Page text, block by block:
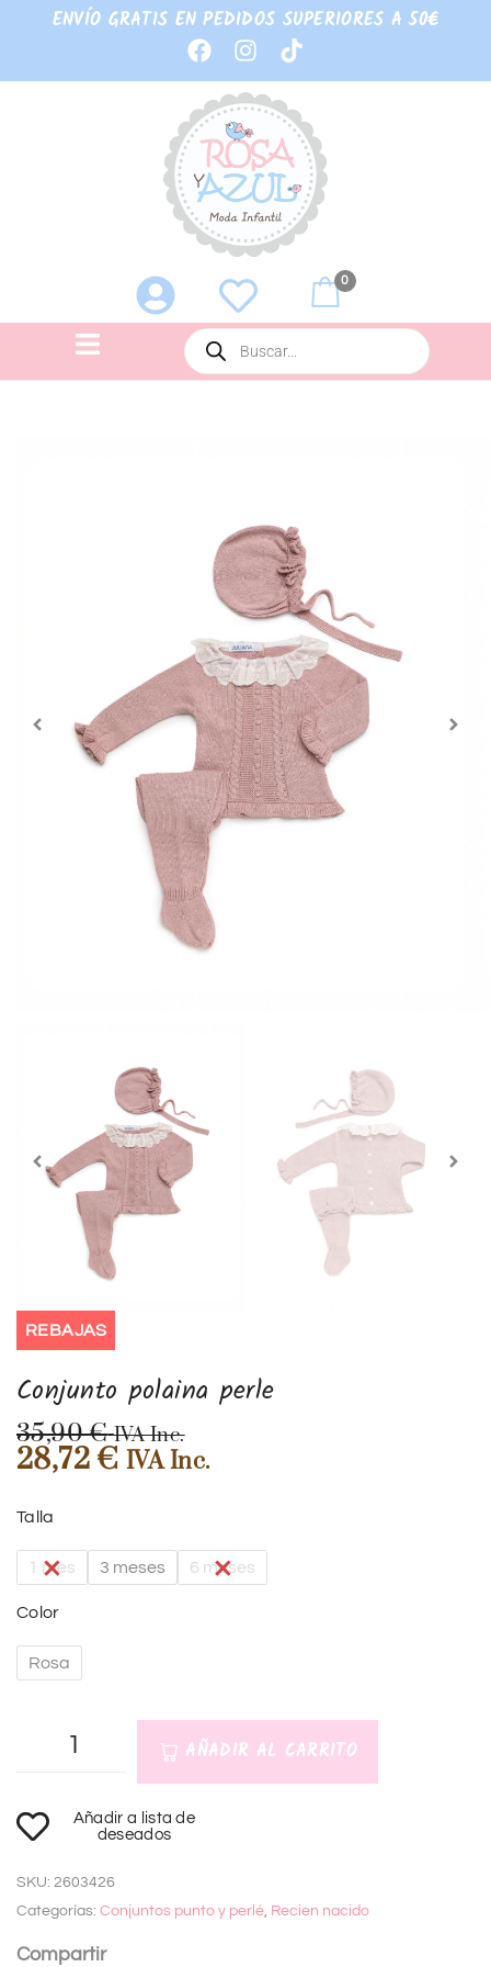
ENVÍO GRATIS EN PEDIDOS SUPERIORES A 50€
0
REBAJAS
Conjunto polaina perle
35,90€ IVA Inc.
28,72€ IVA Inc.
Talla
1 mes 3 meses 6 meses
Color
Rosa
AÑADIR AL CARRITO
l
e
r
n
Añadir a lista de
deseados
SKU: 2603426
Categorías: Conjuntos punto y perlé, Recien nacido
Compartir